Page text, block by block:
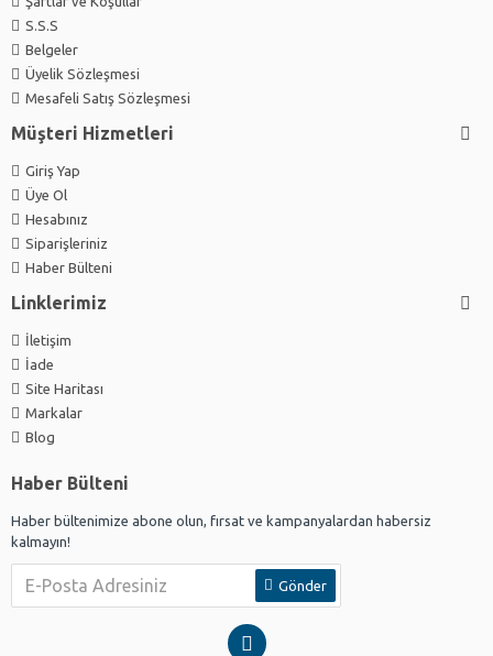
S.S.S
Belgeler
Üyelik Sözleşmesi
Mesafeli Satış Sözleşmesi
Müşteri Hizmetleri
Giriş Yap
Üye Ol
Hesabınız
Siparişleriniz
Haber Bülteni
Linklerimiz
İletişim
İade
Site Haritası
Markalar
Blog
Haber Bülteni
Haber bültenimize abone olun, fırsat ve kampanyalardan habersiz
kalmayın!
Gönder